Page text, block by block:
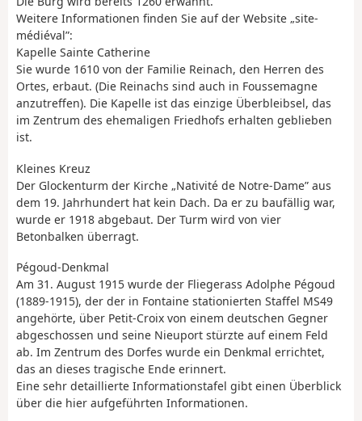
Weitere Informationen finden Sie auf der Website „site-
médiéval”:
Kapelle Sainte Catherine
Sie wurde 1610 von der Familie Reinach, den Herren des
Ortes, erbaut. (Die Reinachs sind auch in Foussemagne
anzutreffen). Die Kapelle ist das einzige Überbleibsel, das
im Zentrum des ehemaligen Friedhofs erhalten geblieben
ist.
Kleines Kreuz
Der Glockenturm der Kirche „Nativité de Notre-Dame” aus
dem 19. Jahrhundert hat kein Dach. Da er zu baufällig war,
wurde er 1918 abgebaut. Der Turm wird von vier
Betonbalken überragt.
Pégoud-Denkmal
Am 31. August 1915 wurde der Fliegerass Adolphe Pégoud
(1889-1915), der der in Fontaine stationierten Staffel MS49
angehörte, über Petit-Croix von einem deutschen Gegner
abgeschossen und seine Nieuport stürzte auf einem Feld
ab. Im Zentrum des Dorfes wurde ein Denkmal errichtet,
das an dieses tragische Ende erinnert.
Eine sehr detaillierte Informationstafel gibt einen Überblick
über die hier aufgeführten Informationen.